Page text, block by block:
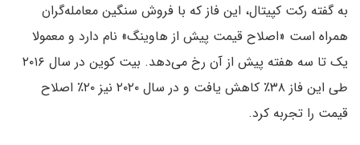
به گفته رکت کپیتال، این فاز که با فروش سنگین معامله‌گران
همراه است «اصلاح قیمت پیش از هاوینگ» نام دارد و معمولا
یک تا سه هفته پیش از آن رخ می‌دهد. بیت کوین در سال ۲۰۱۶
طی این فاز ۳۸٪ کاهش یافت و در سال ۲۰۲۰ نیز ۲۰٪ اصلاح
قیمت را تجربه کرد.